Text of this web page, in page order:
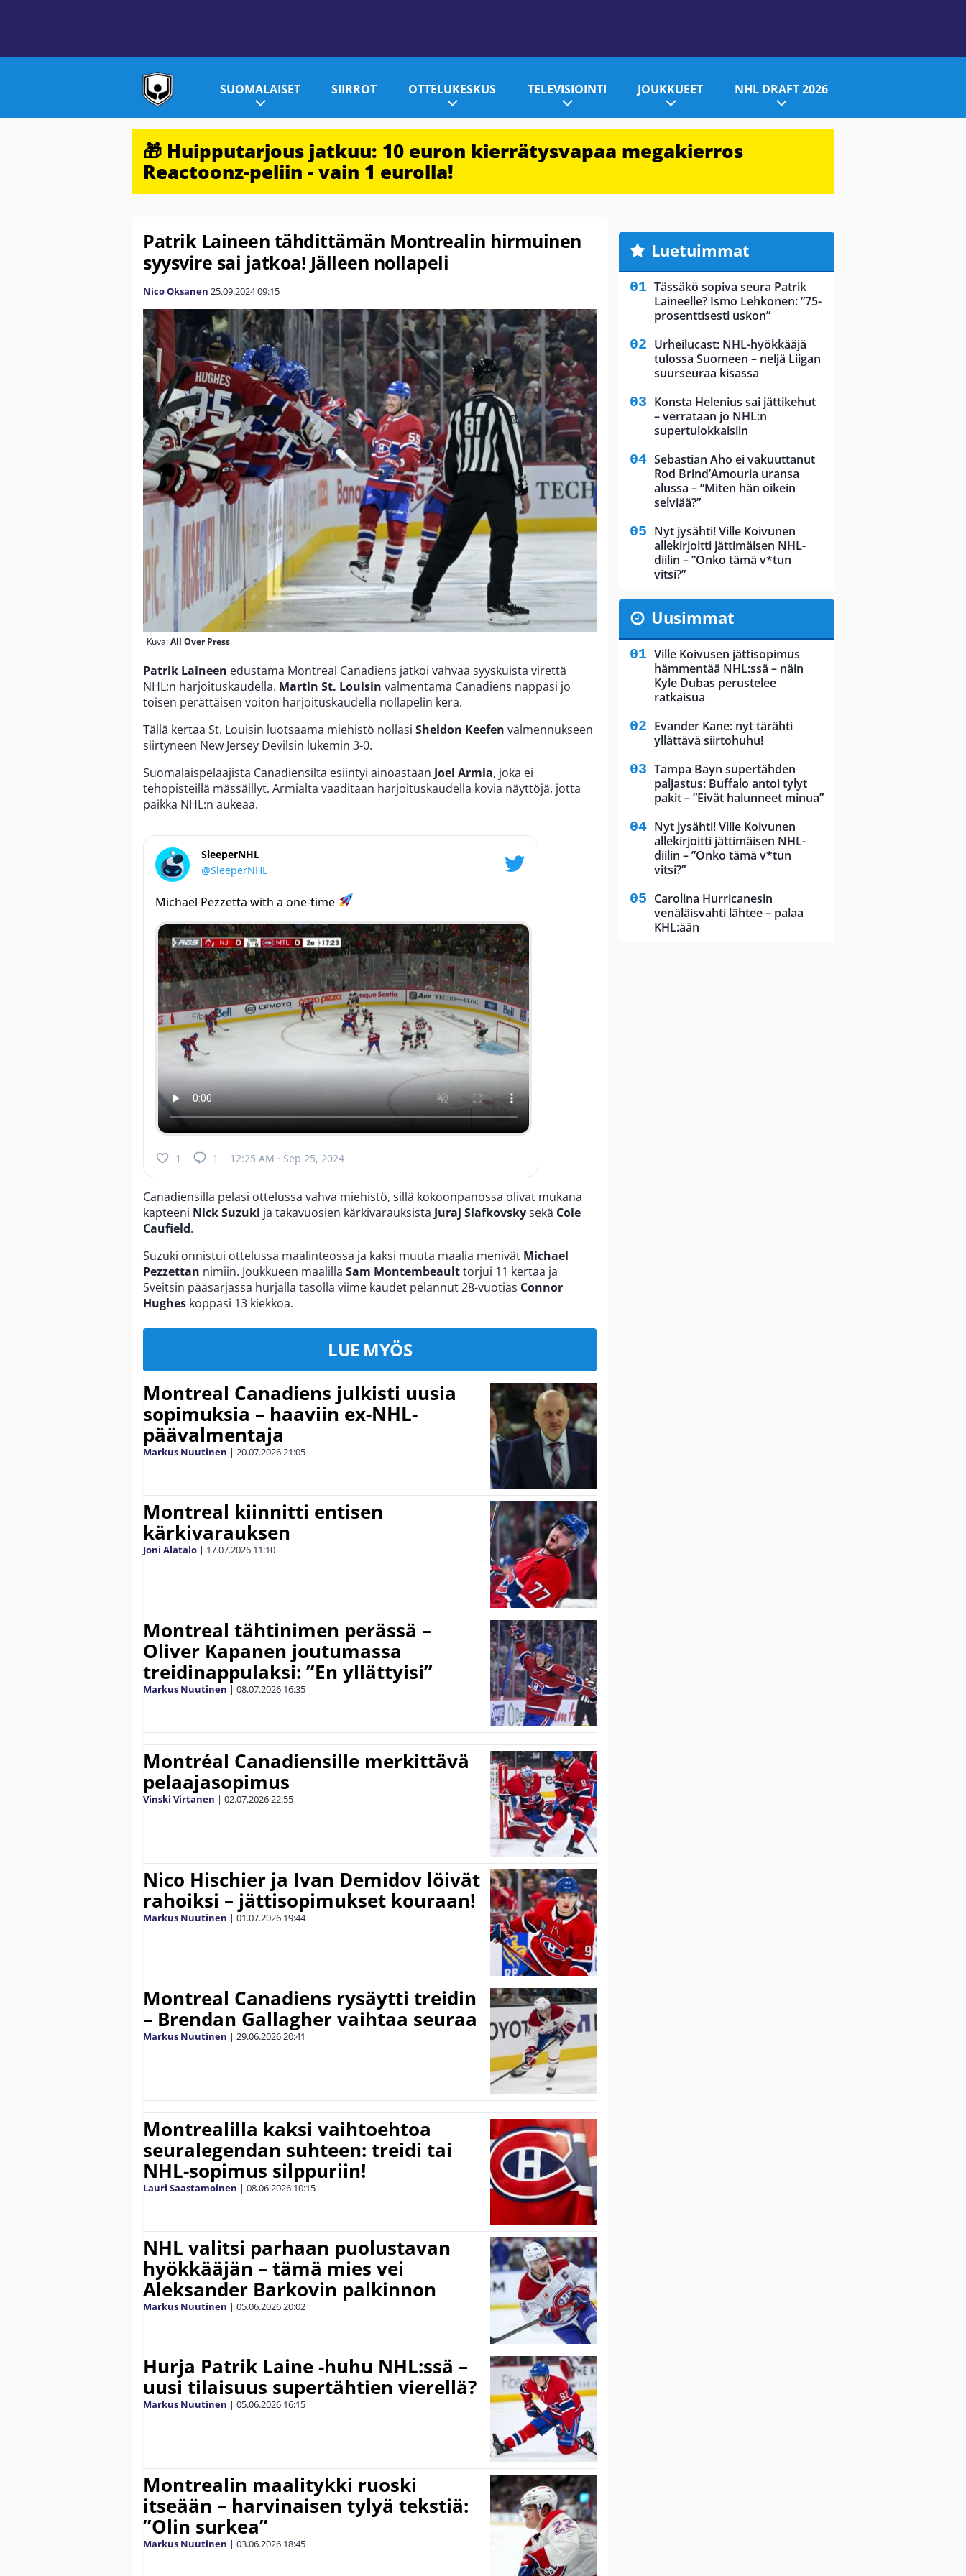
SUOMALAISET SIIRROT OTTELUKESKUS TELEVISIOINTI JOUKKUEET NHL DRAFT 2026
🎁 Huipputarjous jatkuu: 10 euron kierrätysvapaa megakierros
Reactoonz-peliin - vain 1 eurolla!
Patrik Laineen tähdittämän Montrealin hirmuinen
syysvire sai jatkoa! Jälleen nollapeli
Nico Oksanen 25.09.202409:15
Kuva:All Over Press
Patrik Laineen edustama Montreal Canadiens jatkoi vahvaa syyskuista virettä
NHL:n harjoituskaudella. Martin St. Louisin valmentama Canadiens nappasi jo
toisen perättäisen voiton harjoituskaudella nollapelin kera.
Tällä kertaa St. Louisin luotsaama miehistö nollasi Sheldon Keefen valmennukseen
siirtyneen New Jersey Devilsin lukemin 3-0.
Suomalaispelaajista Canadiensilta esiintyi ainoastaan Joel Armia, joka ei
tehopisteillä mässäillyt. Armialta vaaditaan harjoituskaudella kovia näyttöjä, jotta
paikka NHL:n aukeaa.
SleeperNHL
@SleeperNHL
Michael Pezzetta with a one-time
1 1 12:25 AM · Sep 25, 2024
Canadiensilla pelasi ottelussa vahva miehistö, sillä kokoonpanossa olivat mukana
kapteeni Nick Suzuki ja takavuosien kärkivarauksista Juraj Slafkovskysekä Cole
Caufield.
Suzuki onnistui ottelussa maalinteossa ja kaksi muuta maalia menivät Michael
Pezzettan nimiin. Joukkueen maalilla Sam Montembeaulttorjui 11 kertaa ja
Sveitsin pääsarjassa hurjalla tasolla viime kaudet pelannut 28-vuotias Connor
Hughes koppasi 13 kiekkoa.
LUE MYÖS
Montreal Canadiens julkisti uusia
sopimuksia – haaviin ex-NHL-
päävalmentaja
Markus Nuutinen | 20.07.202621:05
Montreal kiinnitti entisen
kärkivarauksen
Joni Alatalo | 17.07.2026 11:10
Montreal tähtinimen perässä –
Oliver Kapanen joutumassa
treidinappulaksi: ”En yllättyisi”
Markus Nuutinen | 08.07.2026 16:35
Montréal Canadiensille merkittävä
pelaajasopimus
Vinski Virtanen | 02.07.202622:55
Nico Hischier ja Ivan Demidov löivät
rahoiksi – jättisopimukset kouraan!
Markus Nuutinen | 01.07.2026 19:44
Montreal Canadiens rysäytti treidin
– Brendan Gallagher vaihtaa seuraa
Markus Nuutinen | 29.06.202620:41
Montrealilla kaksi vaihtoehtoa
seuralegendan suhteen: treidi tai
NHL-sopimus silppuriin!
Lauri Saastamoinen | 08.06.2026 10:15
NHL valitsi parhaan puolustavan
hyökkääjän – tämä mies vei
Aleksander Barkovin palkinnon
Markus Nuutinen | 05.06.202620:02
Hurja Patrik Laine -huhu NHL:ssä –
uusi tilaisuus supertähtien vierellä?
Markus Nuutinen | 05.06.2026 16:15
Montrealin maalitykki ruoski
itseään – harvinaisen tylyä tekstiä:
”Olin surkea”
Markus Nuutinen | 03.06.2026 18:45
Luetuimmat
Tässäkö sopiva seura Patrik
Laineelle? Ismo Lehkonen: ”75-
prosenttisesti uskon”
Urheilucast: NHL-hyökkääjä
tulossa Suomeen – neljä Liigan
suurseuraa kisassa
Konsta Helenius sai jättikehut
– verrataan jo NHL:n
supertulokkaisiin
Sebastian Aho ei vakuuttanut
Rod Brind’Amouria uransa
alussa – ”Miten hän oikein
selviää?”
Nyt jysähti! Ville Koivunen
allekirjoitti jättimäisen NHL-
diilin – ”Onko tämä v*tun
vitsi?”
Uusimmat
Ville Koivusen jättisopimus
hämmentää NHL:ssä – näin
Kyle Dubas perustelee
ratkaisua
Evander Kane: nyt tärähti
yllättävä siirtohuhu!
Tampa Bayn supertähden
paljastus: Buffalo antoi tylyt
pakit – ”Eivät halunneet minua”
Nyt jysähti! Ville Koivunen
allekirjoitti jättimäisen NHL-
diilin – ”Onko tämä v*tun
vitsi?”
Carolina Hurricanesin
venäläisvahti lähtee – palaa
KHL:ään